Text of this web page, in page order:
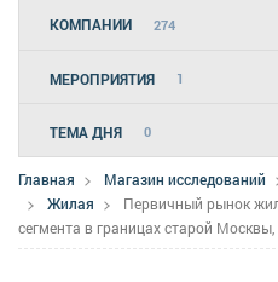
КОМПАНИИ 274
МЕРОПРИЯТИЯ 1
ТЕМА ДНЯ 0
Главная Магазин исследований
Жилая
Первичный рынок
сегмента в границах старой